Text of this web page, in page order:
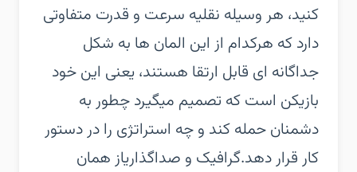
کنید، هر وسیله نقلیه سرعت و قدرت متفاوتی
دارد که هرکدام از این المان ها به شکل
جداگانه ای قابل ارتقا هستند، یعنی این خود
بازیکن است که تصمیم میگیرد چطور به
دشمنان حمله کند و چه استراتژی را در دستور
کار قرار دهد.گرافیک و صداگذاریاز همان